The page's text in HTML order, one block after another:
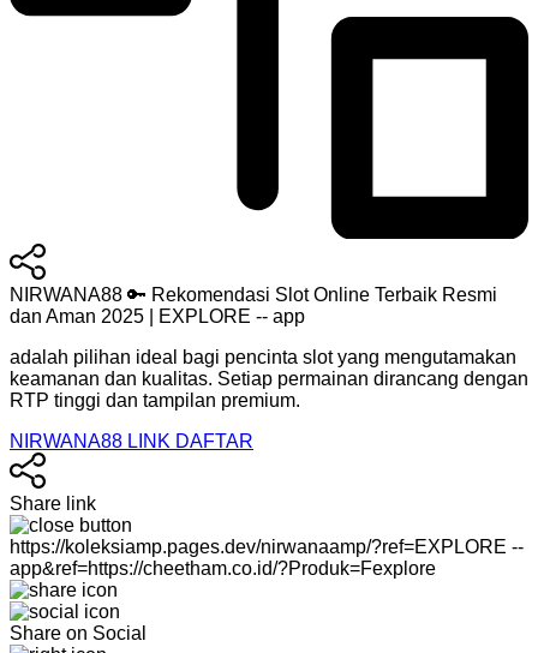
NIRWANA88 🔑 Rekomendasi Slot Online Terbaik Resmi
dan Aman 2025 | EXPLORE -- app
adalah pilihan ideal bagi pencinta slot yang mengutamakan
keamanan dan kualitas. Setiap permainan dirancang dengan
RTP tinggi dan tampilan premium.
NIRWANA88 LINK DAFTAR
Share link
https://koleksiamp.pages.dev/nirwanaamp/?ref=EXPLORE --
app&ref=https://cheetham.co.id/?Produk=Fexplore
Share on Social